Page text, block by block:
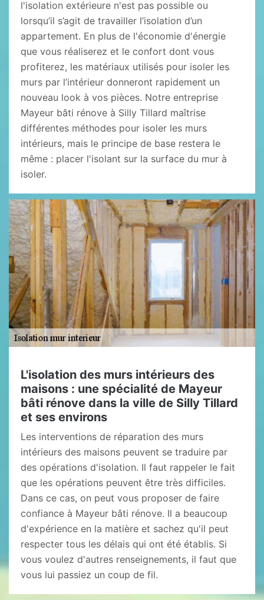
l'isolation extérieure n'est pas possible ou
lorsqu’il s’agit de travailler l’isolation d’un
appartement. En plus de l'économie d'énergie
que vous réaliserez et le confort dont vous
profiterez, les matériaux utilisés pour isoler les
murs par l’intérieur donneront rapidement un
nouveau look à vos pièces. Notre entreprise
Mayeur bâti rénove à Silly Tillard maîtrise
différentes méthodes pour isoler les murs
intérieurs, mais le principe de base restera le
même : placer l'isolant sur la surface du mur à
isoler.
L'isolation des murs intérieurs des
maisons : une spécialité de Mayeur
bâti rénove dans la ville de Silly Tillard
et ses environs
Les interventions de réparation des murs
intérieurs des maisons peuvent se traduire par
des opérations d'isolation. Il faut rappeler le fait
que les opérations peuvent être très difficiles.
Dans ce cas, on peut vous proposer de faire
confiance à Mayeur bâti rénove. Il a beaucoup
d'expérience en la matière et sachez qu'il peut
respecter tous les délais qui ont été établis. Si
vous voulez d'autres renseignements, il faut que
vous lui passiez un coup de fil.